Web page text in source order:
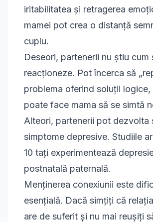
iritabilitatea și retragerea
mamei pot crea o distanță
cuplu.
Deseori, partenerii nu știu cum
reacționeze. Pot încerca să
problema oferind soluții logice,
poate face mama să se simtă
Alteori, partenerii pot dezvolta
simptome depresive. Studiile
10 tați experimentează
postnatală paternală.
Menținerea conexiunii este
esențială. Dacă simțiți că
are de suferit și nu mai reușiți